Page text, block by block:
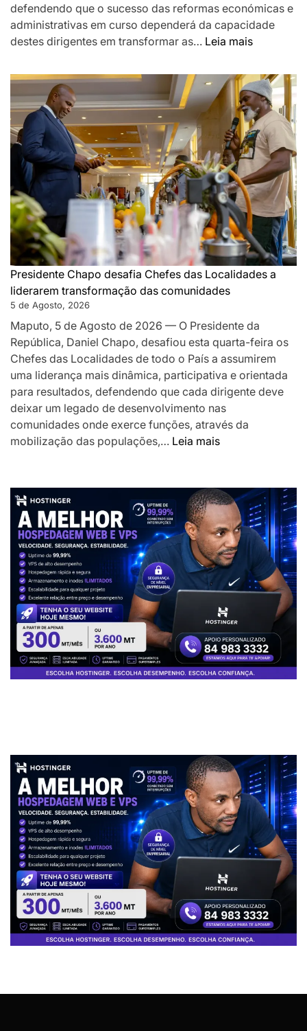
defendendo que o sucesso das reformas económicas e
administrativas em curso dependerá da capacidade
destes dirigentes em transformar as… Leia mais:
destaca
Chefes
das
como
pilar
da
de
e
desafia-
os
o
local
Presidente Chapo desafia Chefes das Localidades a
liderarem transformação das comunidades
5 de Agosto, 2026
Maputo, 5 de Agosto de 2026 — O Presidente da
República, Daniel Chapo, desafiou esta quarta-feira os
Chefes das Localidades de todo o País a assumirem
uma liderança mais dinâmica, participativa e orientada
para resultados, defendendo que cada dirigente deve
deixar um legado de desenvolvimento nas
comunidades onde exerce funções, através da
mobilização das populações,… Leia mais:
desafia
Chefes
das
Localidades
a
liderarem
transformação
das
comunidades